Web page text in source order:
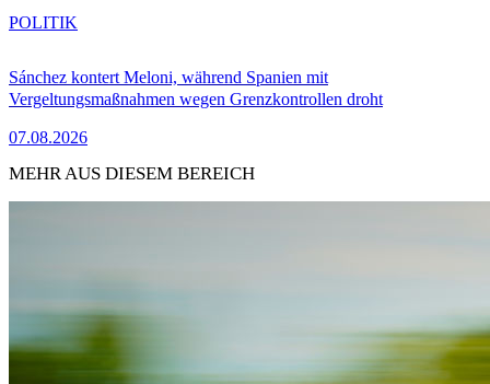
Sánchez kontert Meloni, während Spanien mit
Vergeltungsmaßnahmen wegen Grenzkontrollen droht
07.08.2026
POLITIK
MEHR AUS DIESEM BEREICH